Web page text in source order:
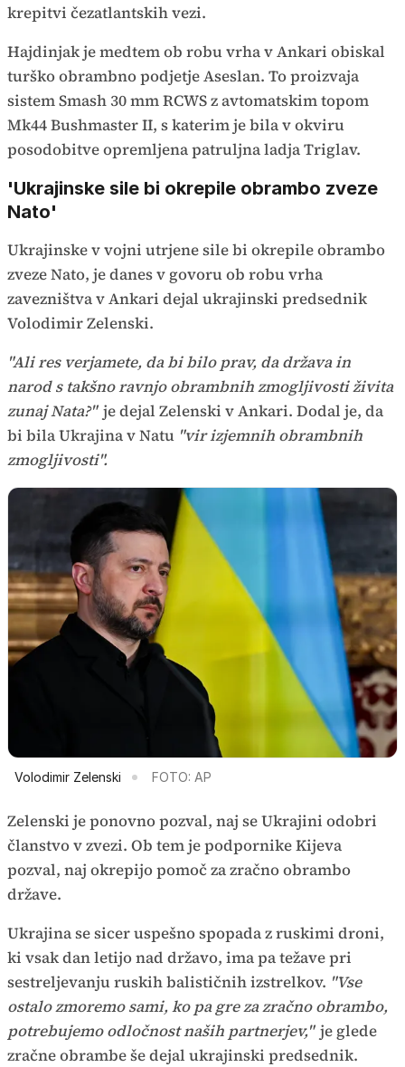
krepitvi čezatlantskih vezi.
Hajdinjak je medtem ob robu vrha v Ankari obiskal
turško obrambno podjetje Aseslan. To proizvaja
sistem Smash 30 mm RCWS z avtomatskim topom
Mk44 Bushmaster II, s katerim je bila v okviru
posodobitve opremljena patruljna ladja Triglav.
'Ukrajinske sile bi okrepile obrambo zveze
Nato'
Ukrajinske v vojni utrjene sile bi okrepile obrambo
zveze Nato, je danes v govoru ob robu vrha
zavezništva v Ankari dejal ukrajinski predsednik
Volodimir Zelenski.
"Ali res verjamete, da bi bilo prav, da država in
narod s takšno ravnjo obrambnih zmogljivosti živita
zunaj Nata?" je dejal Zelenski v Ankari. Dodal je, da
bi bila Ukrajina v Natu "vir izjemnih obrambnih
zmogljivosti".
Volodimir Zelenski FOTO: AP
Zelenski je ponovno pozval, naj se Ukrajini odobri
članstvo v zvezi. Ob tem je podpornike Kijeva
pozval, naj okrepijo pomoč za zračno obrambo
države.
Ukrajina se sicer uspešno spopada z ruskimi droni,
ki vsak dan letijo nad državo, ima pa težave pri
sestreljevanju ruskih balističnih izstrelkov. "Vse
ostalo zmoremo sami, ko pa gre za zračno obrambo,
potrebujemo odločnost naših partnerjev," je glede
zračne obrambe še dejal ukrajinski predsednik.